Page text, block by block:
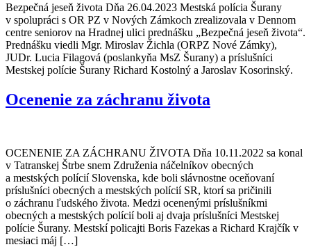
Bezpečná jeseň života Dňa 26.04.2023 Mestská polícia Šurany
v spolupráci s OR PZ v Nových Zámkoch zrealizovala v Dennom
centre seniorov na Hradnej ulici prednášku „Bezpečná jeseň života“.
Prednášku viedli Mgr. Miroslav Žichla (ORPZ Nové Zámky),
JUDr. Lucia Filagová (poslankyňa MsZ Šurany) a príslušníci
Mestskej polície Šurany Richard Kostolný a Jaroslav Kosorinský.
Ocenenie za záchranu života
OCENENIE ZA ZÁCHRANU ŽIVOTA Dňa 10.11.2022 sa konal
v Tatranskej Štrbe snem Združenia náčelníkov obecných
a mestských polícií Slovenska, kde boli slávnostne oceňovaní
príslušníci obecných a mestských polícií SR, ktorí sa pričinili
o záchranu ľudského života. Medzi ocenenými príslušníkmi
obecných a mestských polícií boli aj dvaja príslušníci Mestskej
polície Šurany. Mestskí policajti Boris Fazekas a Richard Krajčík v
mesiaci máj […]